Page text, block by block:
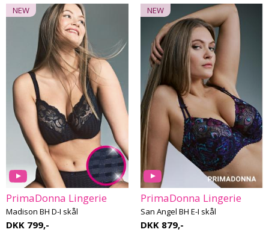
NEW
PrimaDonna Lingerie
Madison BH D-I skål
DKK 799,-
NEW
PrimaDonna Lingerie
San Angel BH E-I skål
DKK 879,-